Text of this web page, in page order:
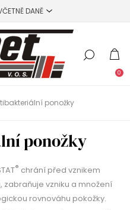
0
ponožky
ponožky
® chrání před vznikem
vzniku a množení
rovnováhu pokožky.